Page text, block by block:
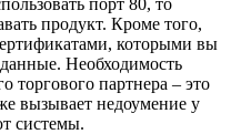
продукт. Кроме того,
которыми вы
Необходимость
торгового партнера – это
вызывает недоумение у
системы.